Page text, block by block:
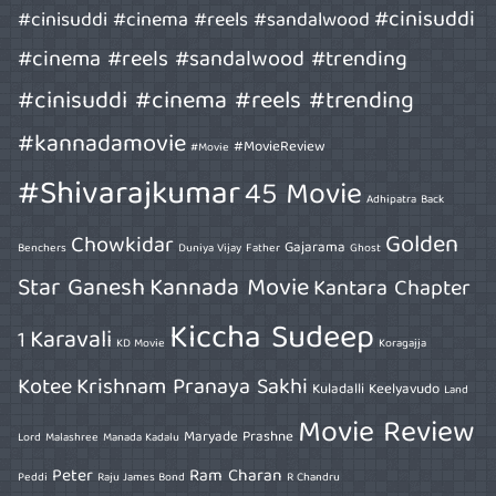
#cinisuddi #cinema #reels #sandalwood#cinisuddi
#cinema #reels #sandalwood #trending
#cinisuddi #cinema #reels #trending
#kannadamovie #Movie #MovieReview
#Shivarajkumar45 Movie Adhipatra Back
Benchers Chowkidar Duniya Vijay Father Gajarama Ghost Golden
Star GaneshKannada MovieKantara Chapter
1 Karavali KD Movie Kiccha Sudeep Koragajja
KoteeKrishnam Pranaya Sakhi Kuladalli Keelyavudo Land
Lord Malashree Manada Kadalu Maryade Prashne Movie Review
Peddi Peter Raju James Bond Ram Charan R Chandru